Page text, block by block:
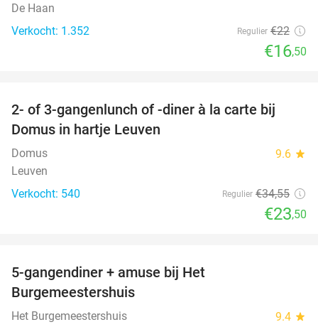
De Haan
Verkocht: 1.352
Regulier €22
€16,50
32%
2- of 3-gangenlunch of -diner à la carte bij
Domus in hartje Leuven
Domus 9.6 star
Leuven
Verkocht: 540
Regulier €34,55
€23,50
5-gangendiner + amuse bij Het
Burgemeestershuis
Het Burgemeestershuis 9.4 star